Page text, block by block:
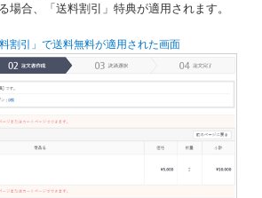
場合、「送料割引」特典が適用されます 。
割引」で送料無料が適用された画面